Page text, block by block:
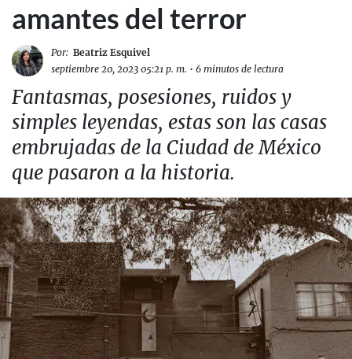
amantes del terror
Por: Beatriz Esquivel
septiembre 20, 2023 05:21 p. m. • 6 minutos de lectura
Fantasmas, posesiones, ruidos y
simples leyendas, estas son las casas
embrujadas de la Ciudad de México
que pasaron a la historia.